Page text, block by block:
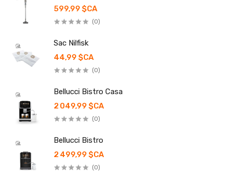
599,99 $CA
(0)
Sac Nilfisk
44,99 $CA
(0)
Bellucci Bistro Casa
2 049,99 $CA
(0)
Bellucci Bistro
2 499,99 $CA
(0)